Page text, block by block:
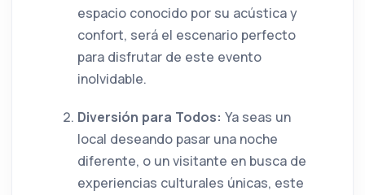
espacio conocido por su acústica y
confort, será el escenario perfecto
para disfrutar de este evento
inolvidable.
Diversión para Todos: Ya seas un
local deseando pasar una noche
diferente, o un visitante en busca de
experiencias culturales únicas, este